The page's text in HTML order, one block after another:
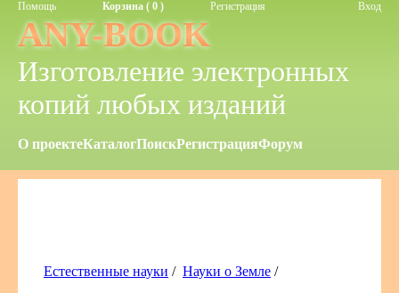
Помощь Корзина ( 0 ) Регистрация Вход
ANY-BOOK
Изготовление электронных
копий любых изданий
О проектеКаталогПоискРегистрацияФорум
Естественные науки / Науки о Земле /